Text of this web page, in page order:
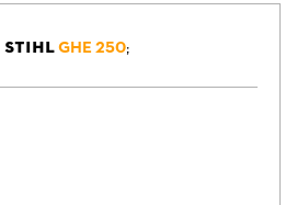
STIHLGHE 250;